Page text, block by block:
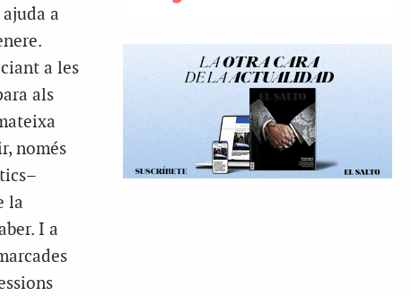
a
a les
als
només
la
I a